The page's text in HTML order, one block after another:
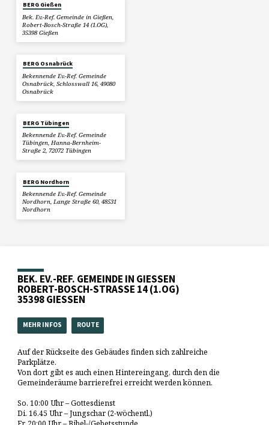
BERG Gießen
Bek. Ev.-Ref. Gemeinde in Gießen,
Robert-Bosch-Straße 14 (1.OG),
35398 Gießen
BERG Osnabrück
Bekennende Ev.-Ref. Gemeinde
Osnabrück, Schlosswall 16, 49080
Osnabrück
BERG Tübingen
Bekennende Ev.-Ref. Gemeinde
Tübingen, Hanna-Bernheim-
Straße 2, 72072 Tübingen
BERG Nordhorn
Bekennende Ev.-Ref. Gemeinde
Nordhorn, Lange Straße 60, 48531
Nordhorn
BEK. EV.-REF. GEMEINDE IN GIESSEN
ROBERT-BOSCH-STRASSE 14 (1.OG)
35398 GIESSEN
MEHR INFOS ROUTE
Auf der Rückseite des Gebäudes finden sich zahlreiche
Parkplätze.
Von dort gibt es auch einen Hintereingang, durch den die
Gemeinderäume barrierefrei erreicht werden können.
So. 10:00 Uhr – Gottesdienst
Di. 16.45 Uhr – Jungschar (2-wöchentl.)